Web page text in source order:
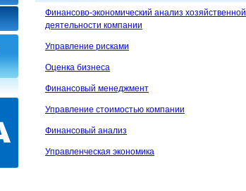
Финансово-экономический анализ хозяйственной
деятельности компании
Управление рисками
Оценка бизнеса
Финансовый менеджмент
Управление стоимостью компании
Финансовый анализ
Управленческая экономика